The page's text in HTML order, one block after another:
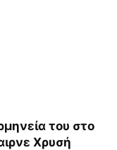
του στο
Χρυσή